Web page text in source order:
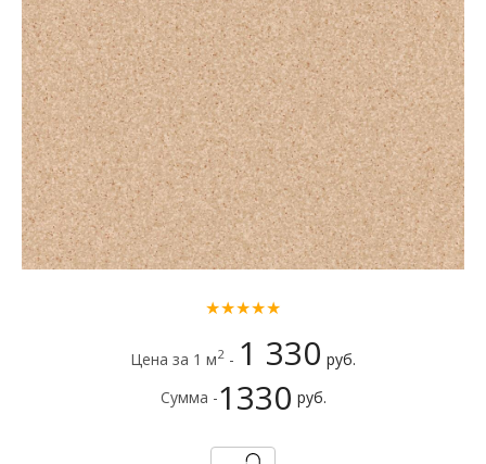
★★★★★
Цена за 1 м2 - 1 330 руб.
Сумма -1330 руб.